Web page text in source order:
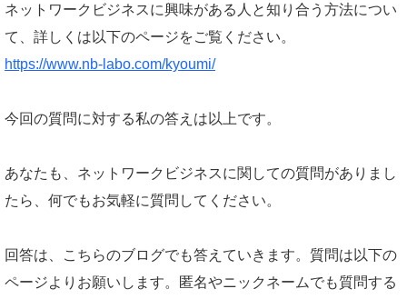
ネットワークビジネスに興味がある人と知り合う方法につい
て、詳しくは以下のページをご覧ください。
https://www.nb-labo.com/kyoumi/
今回の質問に対する私の答えは以上です。
あなたも、ネットワークビジネスに関しての質問がありまし
たら、何でもお気軽に質問してください。
回答は、こちらのブログでも答えていきます。質問は以下の
ページよりお願いします。匿名やニックネームでも質問する